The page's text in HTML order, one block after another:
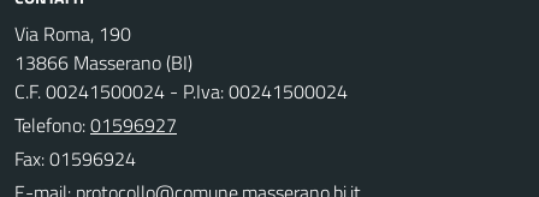
Via Roma, 190
13866 Masserano (BI)
C.F. 00241500024 - P.Iva: 00241500024
Telefono:01596927
Fax: 01596924